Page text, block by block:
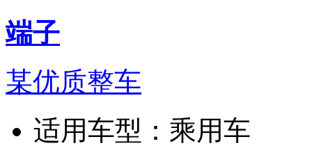
端子
某优质整车
适用车型： 乘用车